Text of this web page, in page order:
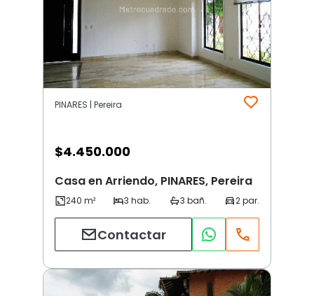
PINARES | Pereira
$4.450.000
Casa en Arriendo, PINARES, Pereira
Contactar